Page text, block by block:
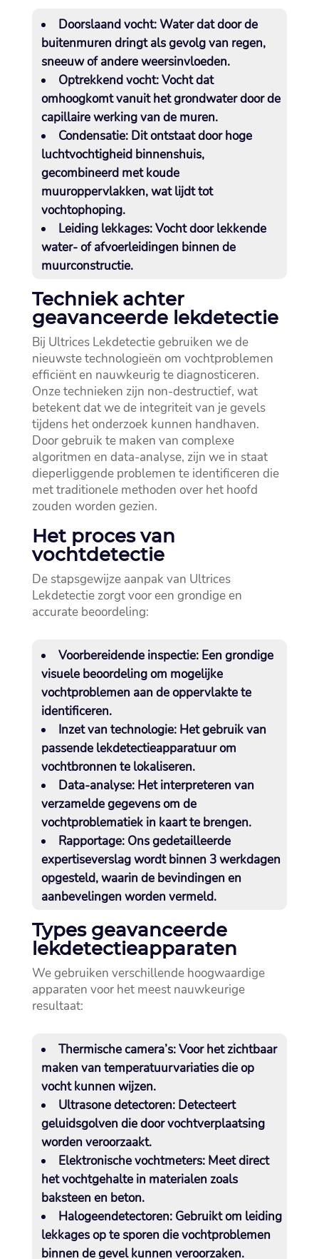
Doorslaand vocht: Water dat door de
buitenmuren dringt als gevolg van regen,
sneeuw of andere weersinvloeden.​
Optrekkend vocht: Vocht dat
omhoogkomt vanuit het grondwater door de
capillaire werking van de muren.​
Condensatie: Dit ontstaat door hoge
luchtvochtigheid binnenshuis,
gecombineerd met koude
muuroppervlakken, wat lijdt tot
vochtophoping.​
Leiding lekkages: Vocht door lekkende
water- of afvoerleidingen binnen de
muurconstructie.​
Techniek achter
geavanceerde lekdetectie
Bij Ultrices Lekdetectie gebruiken we de
nieuwste technologieën om vochtproblemen
efficiënt en nauwkeurig te diagnosticeren.​
Onze technieken zijn non-destructief, wat
betekent dat we de integriteit van je gevels
tijdens het onderzoek kunnen handhaven.​
Door gebruik te maken van complexe
algoritmen en data-analyse, zijn we in staat
dieperliggende problemen te identificeren die
met traditionele methoden over het hoofd
zouden worden gezien.​
Het proces van
vochtdetectie
De stapsgewijze aanpak van Ultrices
Lekdetectie zorgt voor een grondige en
accurate beoordeling:
Voorbereidende inspectie: Een grondige
visuele beoordeling om mogelijke
vochtproblemen aan de oppervlakte te
identificeren.​
Inzet van technologie: Het gebruik van
passende lekdetectieapparatuur om
vochtbronnen te lokaliseren.​
Data-analyse: Het interpreteren van
verzamelde gegevens om de
vochtproblematiek in kaart te brengen.​
Rapportage: Ons gedetailleerde
expertiseverslag wordt binnen 3 werkdagen
opgesteld, waarin de bevindingen en
aanbevelingen worden vermeld.​
Types geavanceerde
lekdetectieapparaten
We gebruiken verschillende hoogwaardige
apparaten voor het meest nauwkeurige
resultaat:
Thermische camera’s: Voor het zichtbaar
maken van temperatuurvariaties die op
vocht kunnen wijzen.​
Ultrasone detectoren: Detecteert
geluidsgolven die door vochtverplaatsing
worden veroorzaakt.​
Elektronische vochtmeters: Meet direct
het vochtgehalte in materialen zoals
baksteen en beton.​
Halogeendetectoren: Gebruikt om leiding
lekkages op te sporen die vochtproblemen
binnen de gevel kunnen veroorzaken.​